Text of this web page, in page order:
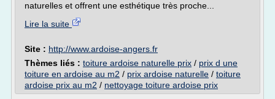
naturelles et offrent une esthétique très proche...
Lire la suite
Site : http://www.ardoise-angers.fr
Thèmes liés : toiture ardoise naturelle prix / prix d une
toiture en ardoise au m2 / prix ardoise naturelle / toiture
ardoise prix au m2 / nettoyage toiture ardoise prix